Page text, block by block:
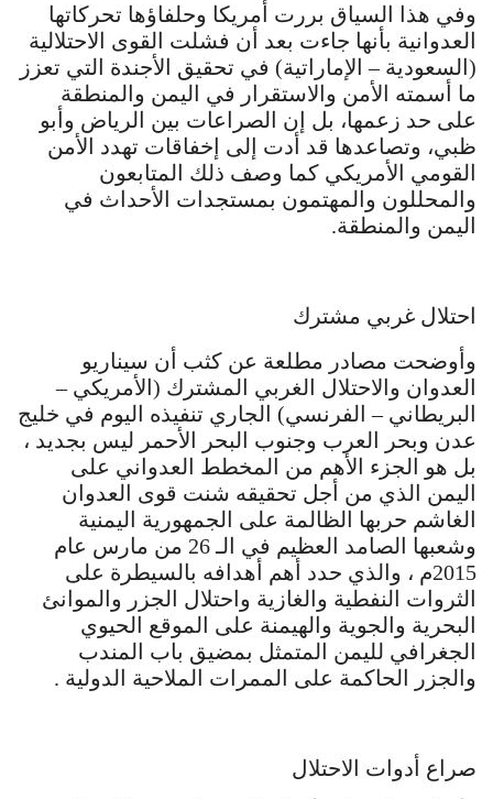
وفي هذا السياق بررت أمريكا وحلفاؤها تحركاتها
العدوانية بأنها جاءت بعد أن فشلت القوى الاحتلالية
(السعودية – الإماراتية) في تحقيق الأجندة التي تعزز
ما أسمته الأمن والاستقرار في اليمن والمنطقة
على حد زعمها، بل إن الصراعات بين الرياض وأبو
ظبي، وتصاعدها قد أدت إلى إخفاقات تهدد الأمن
القومي الأمريكي كما وصف ذلك المتابعون
والمحللون والمهتمون بمستجدات الأحداث في
اليمن والمنطقة.
احتلال غربي مشترك
وأوضحت مصادر مطلعة عن كثب أن سيناريو
العدوان والاحتلال الغربي المشترك (الأمريكي –
البريطاني – الفرنسي) الجاري تنفيذه اليوم في خليج
عدن وبحر العرب وجنوب البحر الأحمر ليس بجديد ،
بل هو الجزء الأهم من المخطط العدواني على
اليمن الذي من أجل تحقيقه شنت قوى العدوان
الغاشم حربها الظالمة على الجمهورية اليمنية
وشعبها الصامد العظيم في الـ 26 من مارس عام
2015م ، والذي حدد أهم أهدافه بالسيطرة على
الثروات النفطية والغازية واحتلال الجزر والموانئ
البحرية والجوية والهيمنة على الموقع الحيوي
الجغرافي لليمن المتمثل بمضيق باب المندب
والجزر الحاكمة على الممرات الملاحية الدولية .
صراع أدوات الاحتلال